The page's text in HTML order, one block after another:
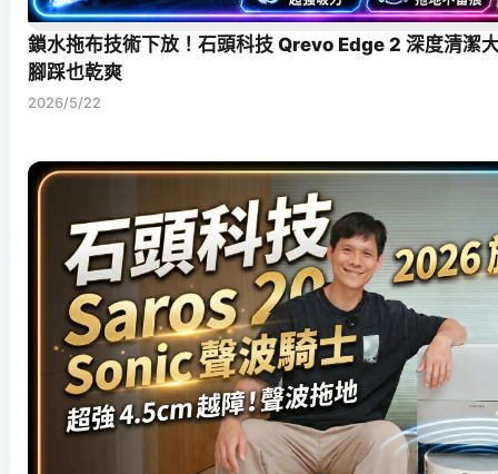
鎖水拖布技術下放！石頭科技 Qrevo Edge 2 深度清潔
腳踩也乾爽
2026/5/22